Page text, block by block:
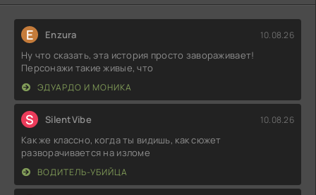
E Enzura 10.08.26
Ну что сказать, эта история просто завораживает!
Персонажи такие живые, что
ЭДУАРДО И МОНИКА
S SilentVibe 10.08.26
Как же классно, когда ты видишь, как сюжет
разворачивается на изломе
ВОДИТЕЛЬ-УБИЙЦА